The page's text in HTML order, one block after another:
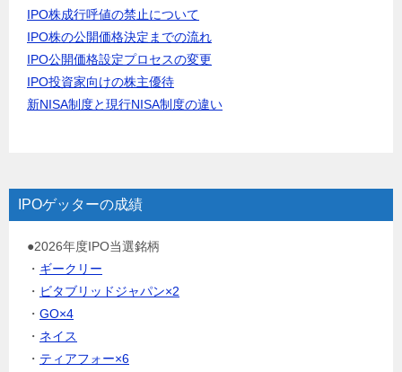
IPO株成行呼値の禁止について
IPO株の公開価格決定までの流れ
IPO公開価格設定プロセスの変更
IPO投資家向けの株主優待
新NISA制度と現行NISA制度の違い
IPOゲッターの成績
●2026年度IPO当選銘柄
・ ギークリー
・ ビタブリッドジャパン×2
・ GO×4
・ ネイス
・ ティアフォー×6